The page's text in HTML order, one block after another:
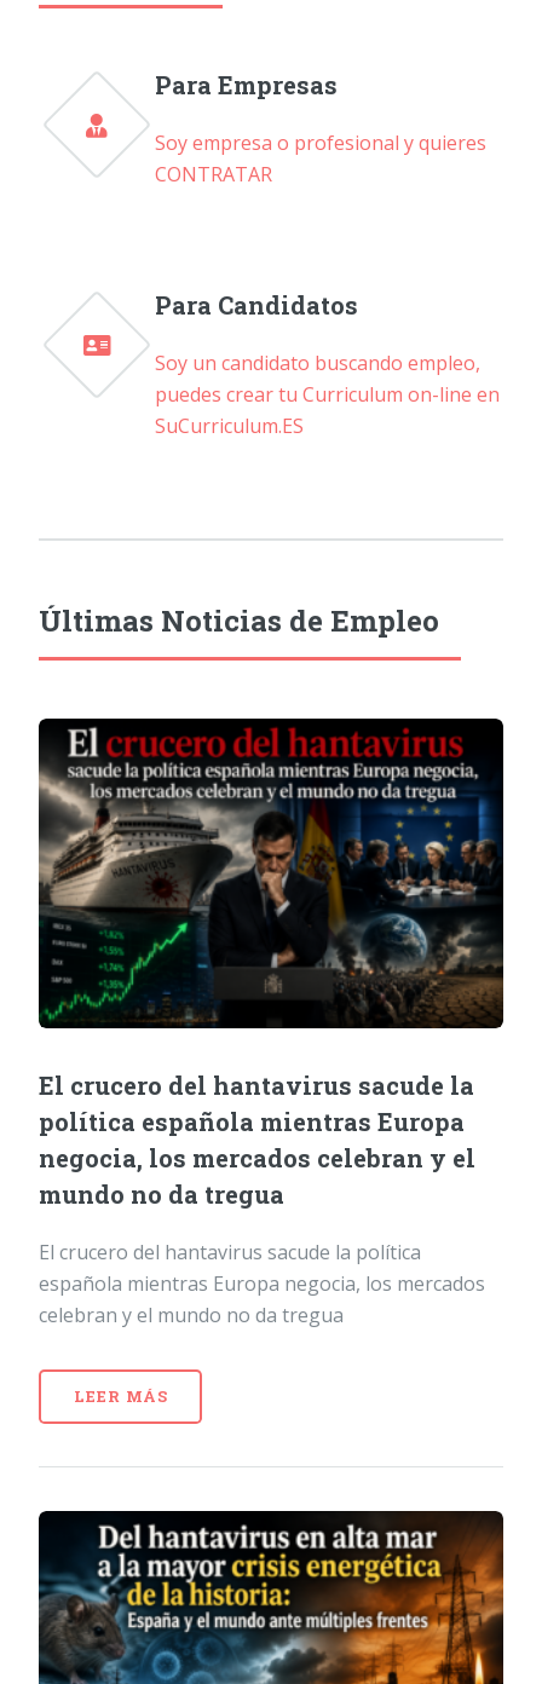
Para Empresas
Soy empresa o profesional y quieres
CONTRATAR
Para Candidatos
Soy un candidato buscando empleo,
puedes crear tu Curriculum on-line en
SuCurriculum.ES
Últimas Noticias de Empleo
El crucero del hantavirus sacude la
política española mientras Europa
negocia, los mercados celebran y el
mundo no da tregua
El crucero del hantavirus sacude la política
española mientras Europa negocia, los mercados
celebran y el mundo no da tregua
LEER MÁS